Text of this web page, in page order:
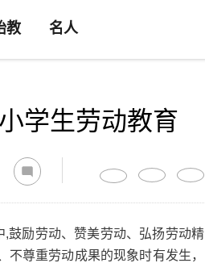
教 名人
学生劳动教育
励劳动、赞美劳动、弘扬劳动精
尊重劳动成果的现象时有发生，